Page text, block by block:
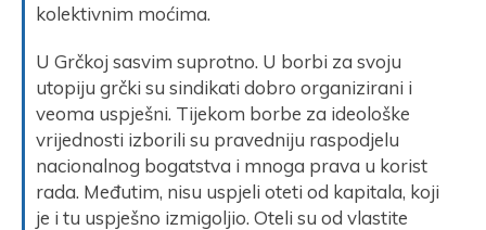
kolektivnim moćima.
U Grčkoj sasvim suprotno. U borbi za svoju
utopiju grčki su sindikati dobro organizirani i
veoma uspješni. Tijekom borbe za ideološke
vrijednosti izborili su pravedniju raspodjelu
nacionalnog bogatstva i mnoga prava u korist
rada. Međutim, nisu uspjeli oteti od kapitala, koji
je i tu uspješno izmigoljio. Oteli su od vlastite